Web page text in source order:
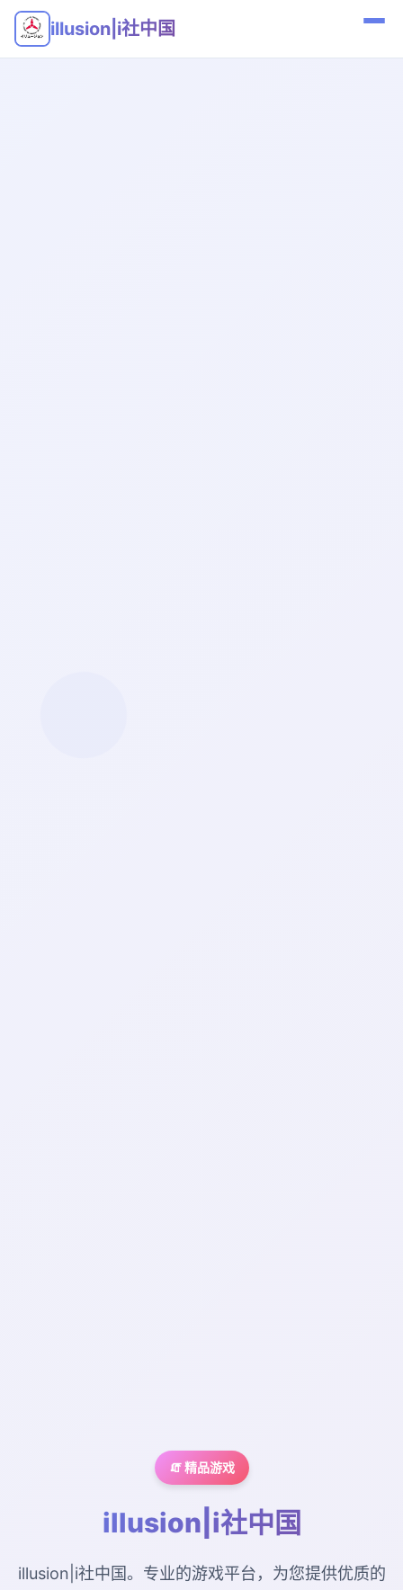
illusion|i社中国
🧯 精品游戏
illusion|i社中国
illusion|i社中国。专业的游戏平台，为您提供优质的